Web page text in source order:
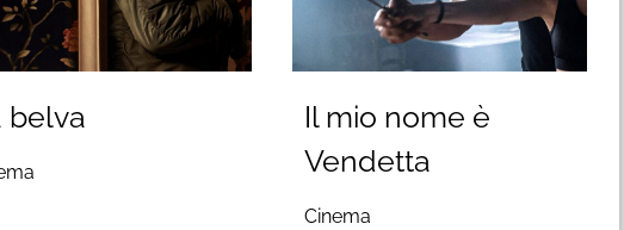
belva
Il mio nome è
Vendetta
Cinema